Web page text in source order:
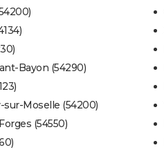
Bayon (54290)
sur-Moselle (54200)
(54550)